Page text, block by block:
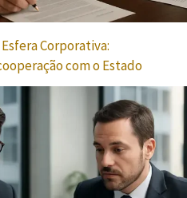
Corporativa:
com o Estado